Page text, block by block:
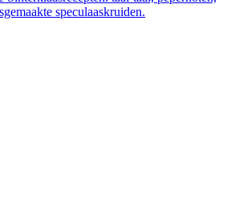
speculaaskruiden.